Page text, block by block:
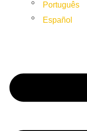
Português
Español